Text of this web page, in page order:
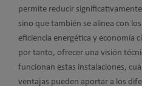
permite reducir
sino que también se alinea con
eficiencia energética y economía
por tanto, ofrecer una visión
funcionan estas instalaciones,
ventajas pueden aportar a los